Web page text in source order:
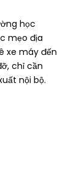
học
mẹo địa
xe máy đến
chỉ cần
nội bộ.